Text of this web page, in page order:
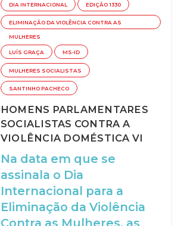
DIA INTERNACIONAL EDIÇÃO 1330
ELIMINAÇÃO DA VIOLÊNCIA CONTRA AS
MULHERES
LUÍS GRAÇA MS-ID
MULHERES SOCIALISTAS
SANTINHO PACHECO
HOMENS PARLAMENTARES
SOCIALISTAS CONTRA A
VIOLÊNCIA DOMÉSTICA VI
Na data em que se
assinala o Dia
Internacional para a
Eliminação da Violência
Contra as Mulheres, as